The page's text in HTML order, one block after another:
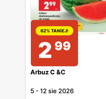
62% TANIEJ!
2 99
Arbuz C &C
5 -12 sie 2026